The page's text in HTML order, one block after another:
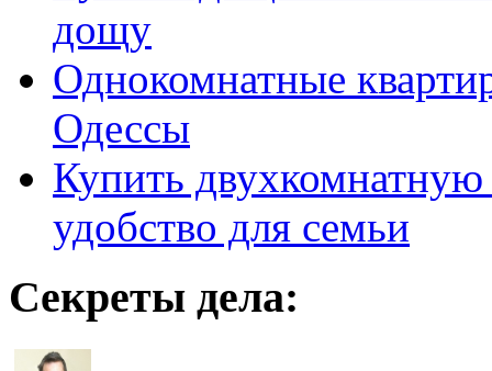
дощу
Однокомнатные
Одессы
Купить
удобство для семьи
Секреты дела: